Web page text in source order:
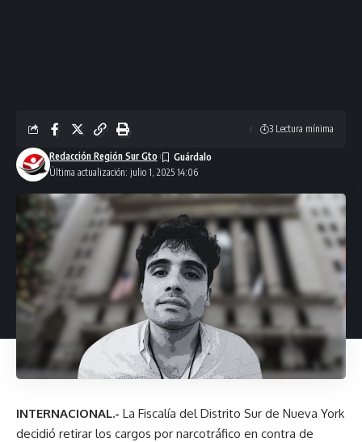
Última actualización: julio 1, 2025 14:06
Redacción Región Sur Gto
3 Lectura mínima
INTERNACIONAL.- La Fiscalía del Distrito Sur de Nueva York
decidió retirar los cargos por narcotráfico en contra de